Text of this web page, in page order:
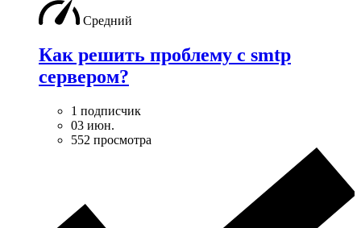
Средний
Как решить проблему с smtp
сервером?
1 подписчик
03 июн.
552 просмотра